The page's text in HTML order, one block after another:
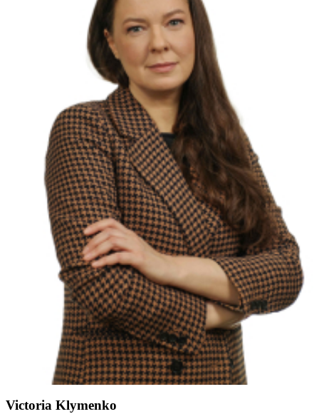
Victoria Klymenko